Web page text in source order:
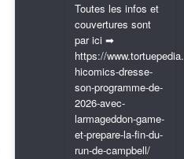
Toutes les infos et
couvertures sont
par ici ➡
https://
hicomics-dresse-
son-programme-de-
2026-avec-
larmageddon-game-
et-prepare-la-fin-du-
run-de-campbell/